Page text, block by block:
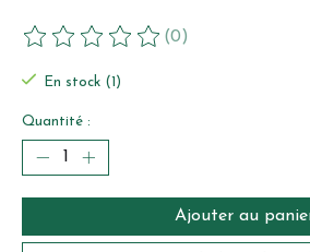
Ce produit est évalué à
(0)
En stock (1)
Quantité :
Ajouter au